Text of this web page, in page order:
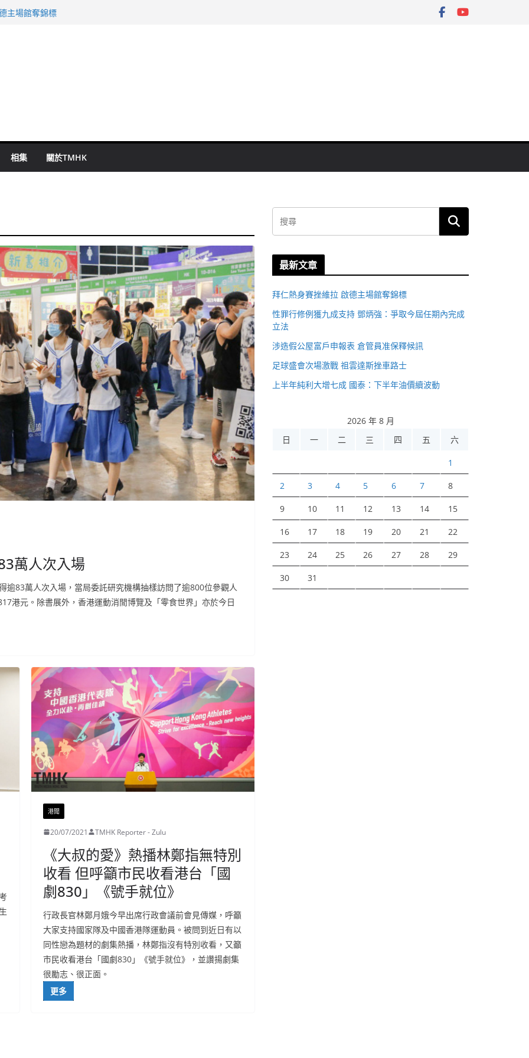
泰：下半年油價續波動
相集 關於TMHK
萬人次入場
逾83萬人次入場，當局委託研究機構抽樣訪問了逾800位參觀人
港元。除書展外，香港運動消閒博覽及「零食世界」亦於今日
港聞
20/07/2021 TMHK Reporter - Zulu
《大叔的愛》熱播林鄭指無特別
收看 但呼籲市民收看港台「國
劇830」《號手就位》
行政長官林鄭月娥今早出席行政會議前會見傳媒，呼籲
大家支持國家隊及中國香港隊運動員。被問到近日有以
同性戀為題材的劇集熱播，林鄭指沒有特別收看，又籲
市民收看港台「國劇830」《號手就位》，並讚揚劇集
很勵志、很正面。
更多
最新文章
拜仁熱身賽挫維拉 啟德主場館奪錦標
性罪行修例獲九成支持 鄧炳強：爭取今屆任期內完成
立法
涉造假公屋富戶申報表 倉管員准保釋候訊
足球盛會次場激戰 祖雲達斯挫車路士
上半年純利大增七成 國泰：下半年油價續波動
2026 年 8 月
日
一 二 三 四 五 六
1
2 3 4 5 6 7 8
9 10 11 12 13 14 15
16 17 18 19 20 21 22
23 24 25 26 27 28 29
30 31